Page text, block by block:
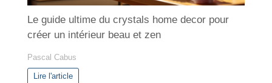
Le guide ultime du crystals home decor pour
créer un intérieur beau et zen
Pascal Cabus
Lire l'article